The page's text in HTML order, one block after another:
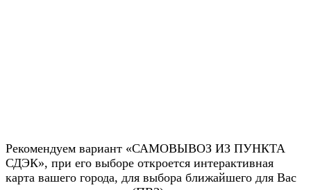
Рекомендуем вариант «САМОВЫВОЗ ИЗ ПУНКТА
СДЭК», при его выборе откроется интерактивная
карта вашего города, для выбора ближайшего для Вас